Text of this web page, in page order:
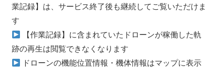
業記録】は、サービス終了後も継続してご覧いただけま
す
【作業記録】に含まれていたドローンが稼働した軌
跡の再生は閲覧できなくなります
ドローンの機能位置情報・機体情報はマップに表示